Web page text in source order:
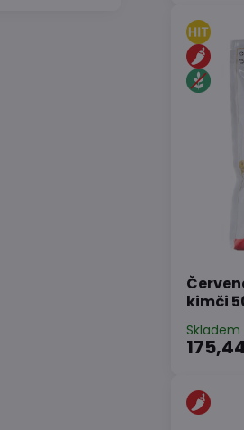
kimči
Skladem